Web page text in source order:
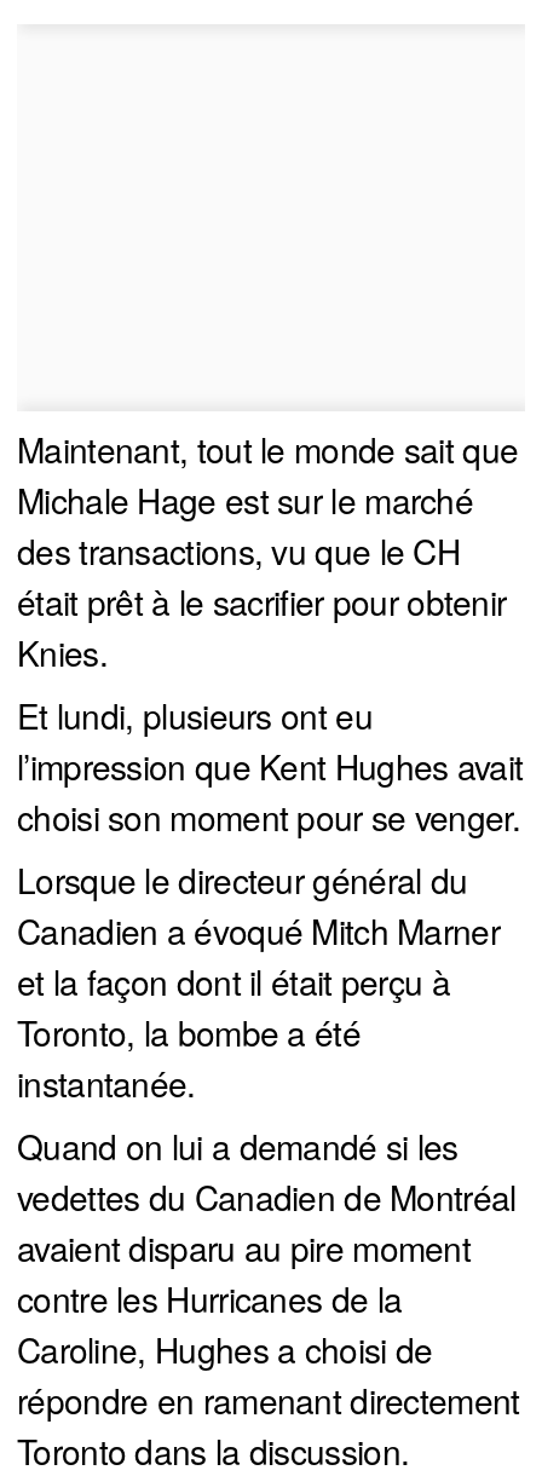
Maintenant, tout le monde sait que
Michale Hage est sur le marché
des transactions, vu que le CH
était prêt à le sacrifier pour obtenir
Knies.
Et lundi, plusieurs ont eu
l’impression que Kent Hughes avait
choisi son moment pour se venger.
Lorsque le directeur général du
Canadien a évoqué Mitch Marner
et la façon dont il était perçu à
Toronto, la bombe a été
instantanée.
Quand on lui a demandé si les
vedettes du Canadien de Montréal
avaient disparu au pire moment
contre les Hurricanes de la
Caroline, Hughes a choisi de
répondre en ramenant directement
Toronto dans la discussion.